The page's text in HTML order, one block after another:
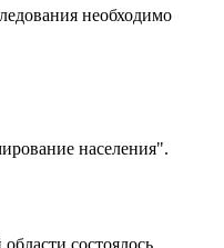
необходимо
населения".
состоялось